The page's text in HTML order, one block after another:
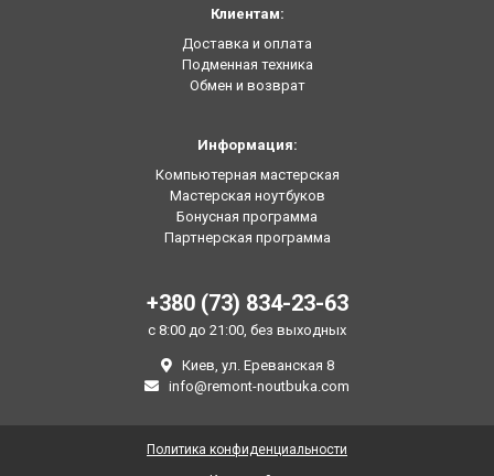
Клиентам:
Доставка и оплата
Подменная техника
Обмен и возврат
Информация:
Компьютерная мастерская
Мастерская ноутбуков
Бонусная программа
Партнерская программа
+380 (73) 834-23-63
с 8:00 до 21:00, без выходных
Киев, ул. Ереванская 8
info@remont-noutbuka.com
Политика конфиденциальности